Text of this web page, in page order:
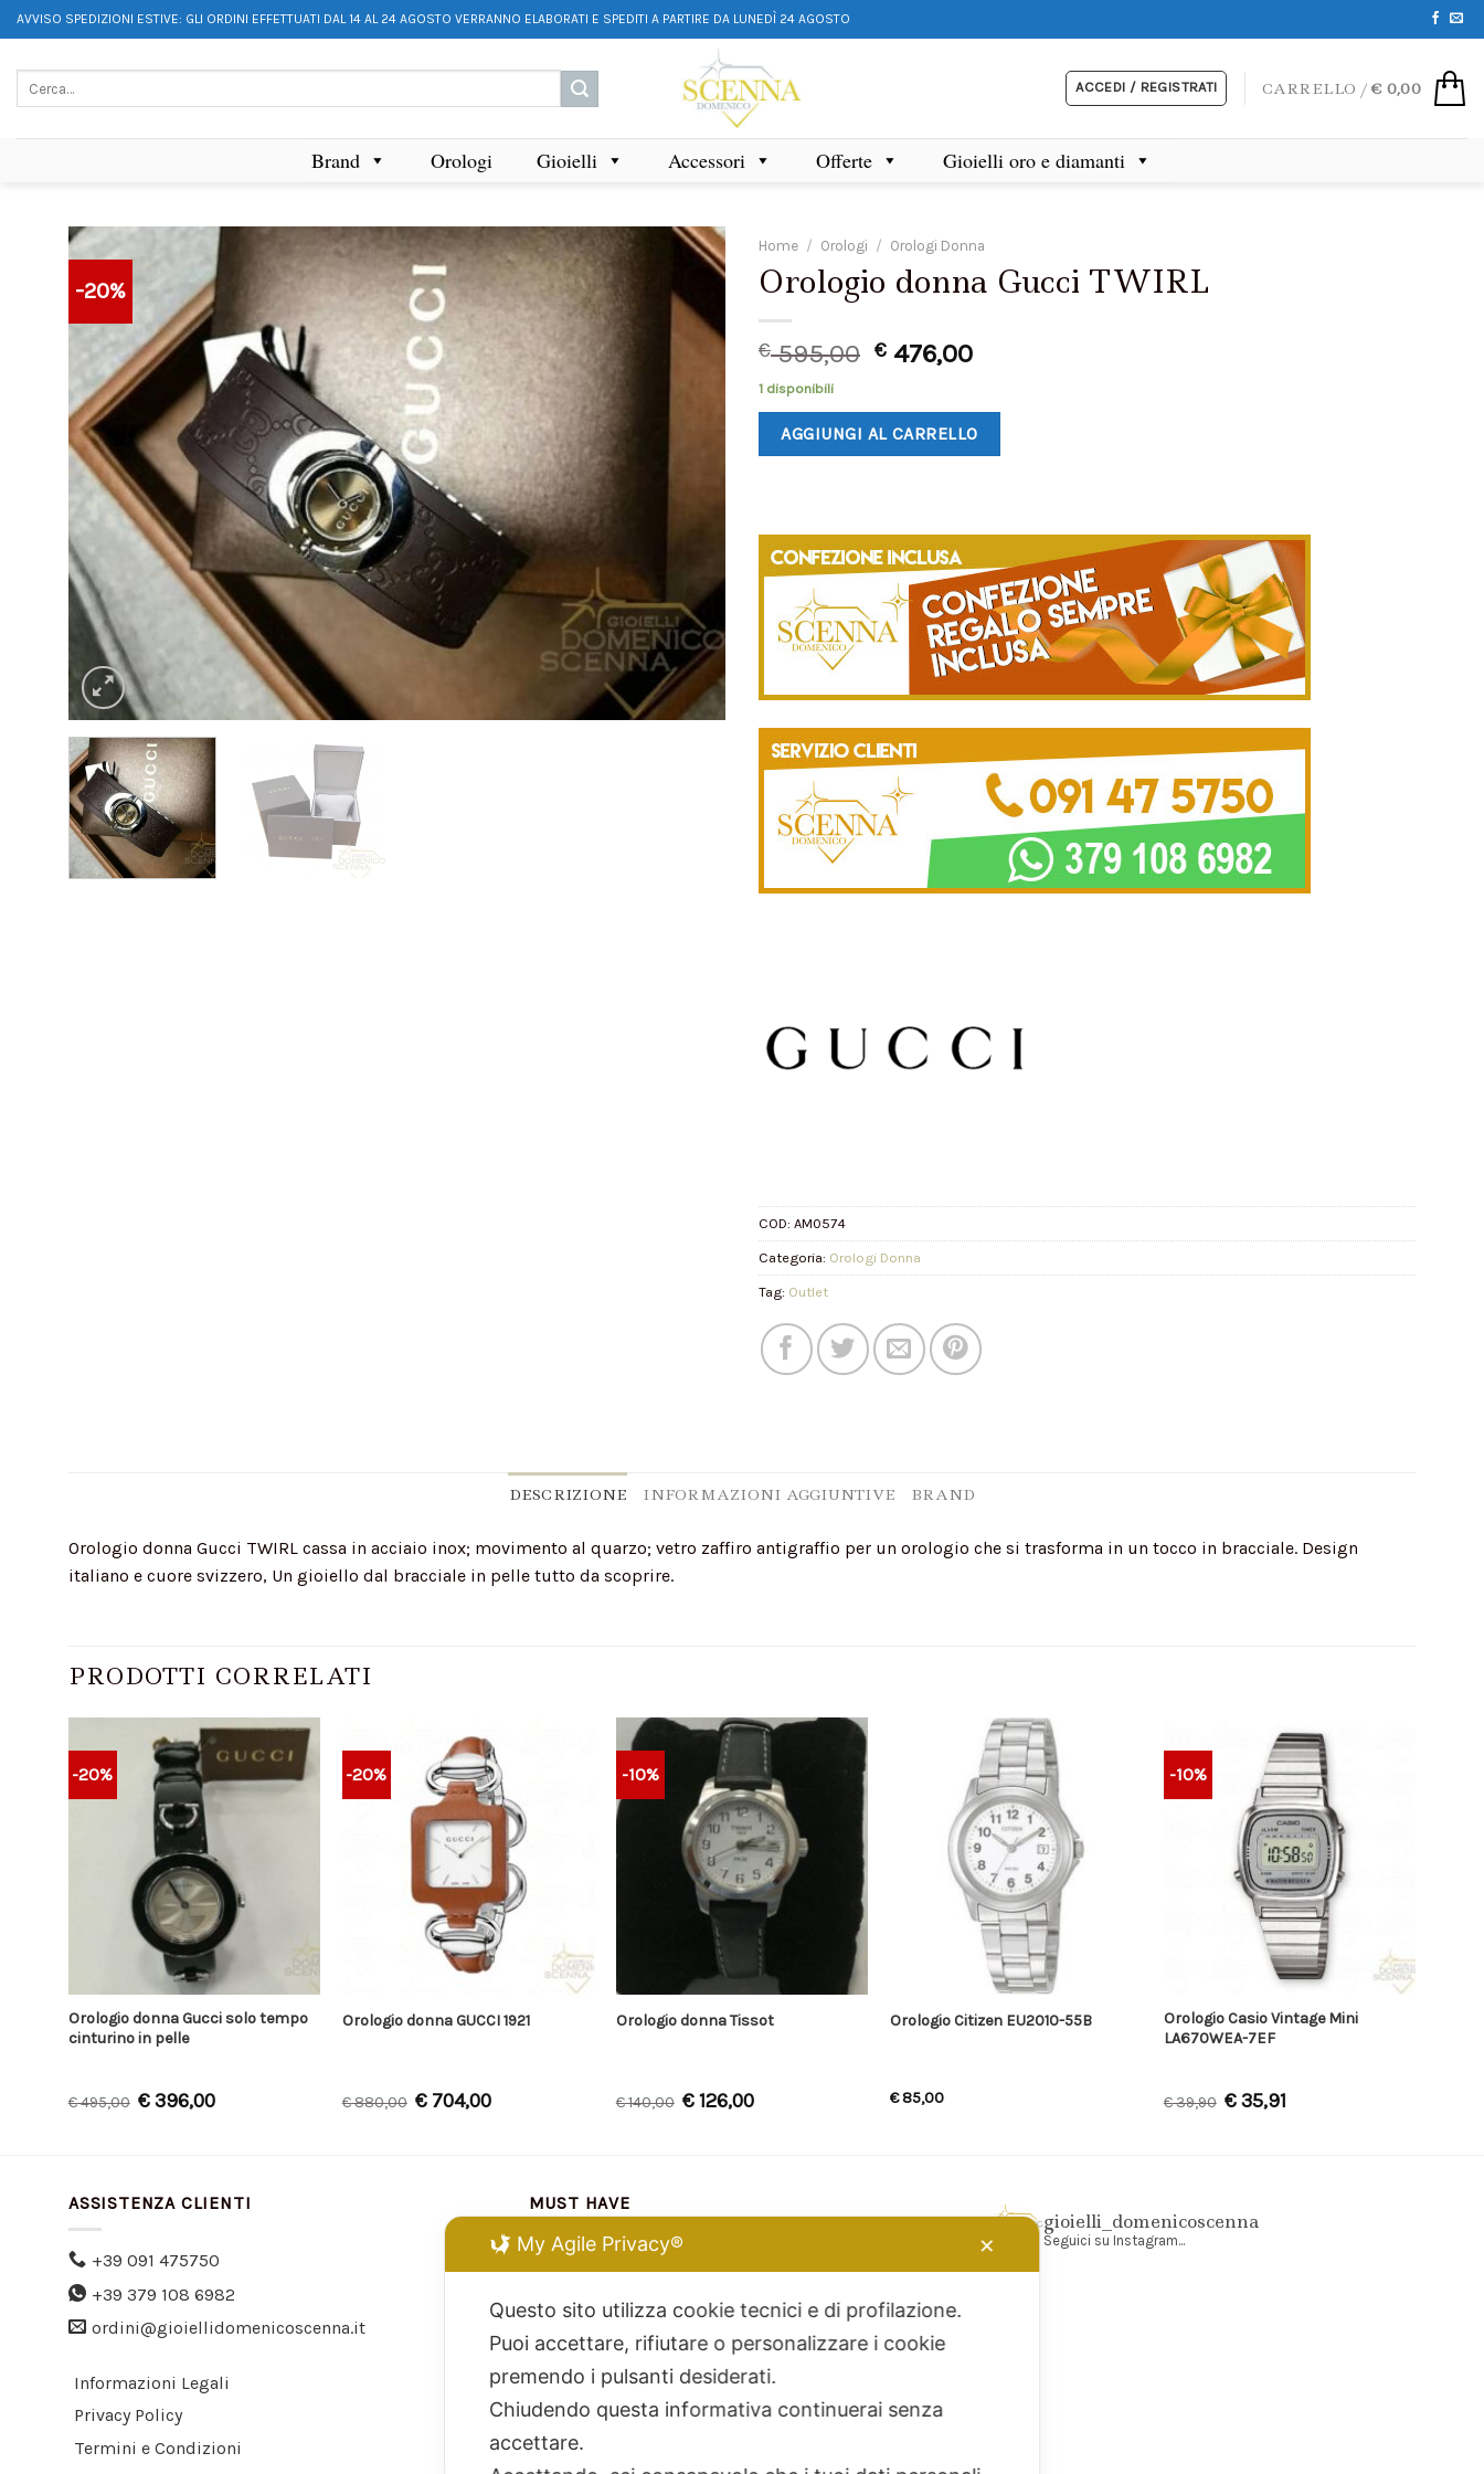
AVVISO SPEDIZIONI ESTIVE: GLI ORDINI EFFETTUATI DAL 14 AL 24 AGOSTO VERRANNO ELABORATI E SPEDITI A PARTIRE DA LUNEDÌ 24 AGOSTO
ACCEDI / REGISTRATI CARRELLO /€ 0,00
Brand Orologi Gioielli Accessori Offerte Gioielli oro e diamanti
-20%
Home / Orologi / Orologi Donna
Orologio donna Gucci TWIRL
€595,00 € 476,00
1 disponibili
AGGIUNGI AL CARRELLO
COD: AM0574
Categoria: Orologi Donna
Tag: Outlet
DESCRIZIONE INFORMAZIONI AGGIUNTIVE BRAND
Orologio donna Gucci TWIRL cassa in acciaio inox; movimento al quarzo; vetro zaffiro antigraffio per un orologio che si trasforma in un tocco in bracciale. Design
italiano e cuore svizzero, Un gioiello dal bracciale in pelle tutto da scoprire.
PRODOTTI CORRELATI
-20%
Orologio donna Gucci solo tempo
cinturino in pelle
€495,00 €396,00
-20%
Orologio donna GUCCI 1921
€880,00 € 704,00
-10%
Orologio donna Tissot
€140,00 €126,00
Orologio Citizen EU2010-55B
€85,00
-10%
Orologio Casio Vintage Mini
LA670WEA-7EF
€39,90 €35,91
ASSISTENZA CLIENTI
+39 091 475750
+39 379 108 6982
ordini@gioiellidomenicoscenna.it
Informazioni Legali
Privacy Policy
Termini e Condizioni
MUST HAVE
Chiara Ferragni
Dodo Mariani
Breil Tribe
Filodellavita
Bliss
Kidult
gioielli_domenicoscenna
Seguici su Instagram...
My Agile Privacy® ✕
Questo sito utilizza cookie tecnici e di profilazione.
Puoi accettare, rifiutare o personalizzare i cookie
premendo i pulsanti desiderati.
Chiudendo questa informativa continuerai senza
accettare.